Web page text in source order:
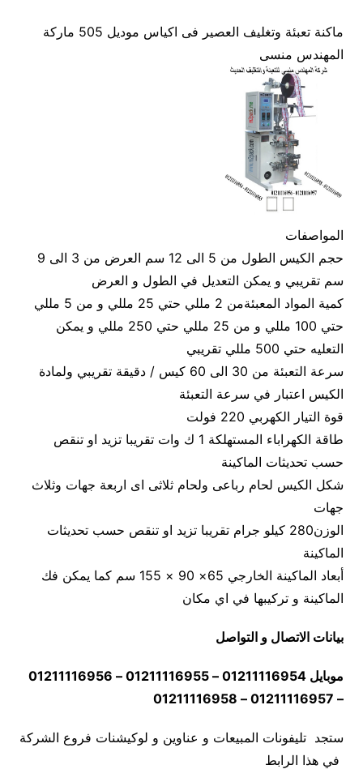
ماكنة تعبئة وتغليف العصير فى اكياس موديل 505 ماركة
المهندس منسى
المواصفات
حجم الكيس الطول من 5 الى 12 سم العرض من 3 الى 9
سم تقريبي و يمكن التعديل في الطول و العرض
كمية المواد المعبئةمن 2 مللي حتي 25 مللي و من 5 مللي
حتي 100 مللي و من 25 مللي حتي 250 مللي و يمكن
التعليه حتي 500 مللي تقريبي
سرعة التعبئة من 30 الى 60 كيس / دقيقة تقريبي ولمادة
الكيس اعتبار في سرعة التعبئة
قوة التيار الكهربي 220 فولت
طاقة الكهراباء المستهلكة 1 ك وات تقريبا تزيد او تنقص
حسب تحديثات الماكينة
شكل الكيس لحام رباعى ولحام ثلاثى اى اربعة جهات وثلاث
جهات
الوزن280 كيلو جرام تقريبا تزيد او تنقص حسب تحديثات
الماكينة
أبعاد الماكينة الخارجي 65× 90 × 155 سم كما يمكن فك
الماكينة و تركيبها في اي مكان
بيانات الاتصال و التواصل
موبايل 01211116954 – 01211116955 – 01211116956
– 01211116957 – 01211116958
ستجد تليفونات المبيعات و عناوين و لوكيشنات فروع الشركة
في هذا الرابط